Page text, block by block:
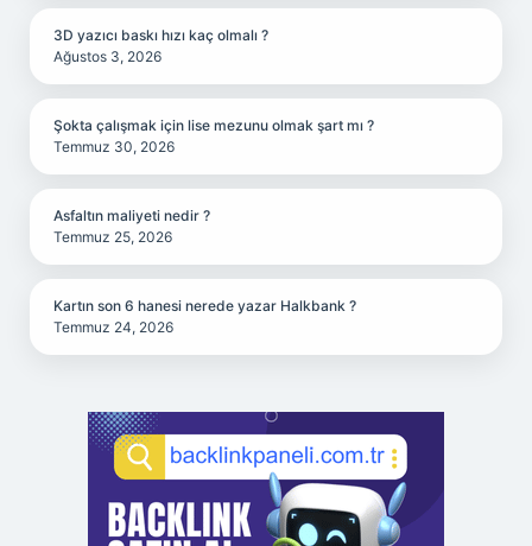
3D yazıcı baskı hızı kaç olmalı ?
Ağustos 3, 2026
Şokta çalışmak için lise mezunu olmak şart mı ?
Temmuz 30, 2026
Asfaltın maliyeti nedir ?
Temmuz 25, 2026
Kartın son 6 hanesi nerede yazar Halkbank ?
Temmuz 24, 2026